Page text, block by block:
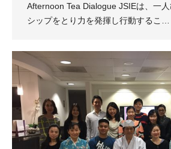
Afternoon Tea Dialogue JSIEは、一
シップをとり力を発揮し行動するこ…